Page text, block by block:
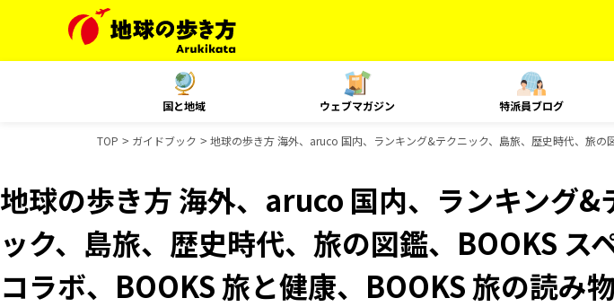
国と地域 ウェブマガジン 特派員ブログ
TOP ガイドブック 地球の歩き方 海外、aruco 国内、ランキング&テクニック、島旅、歴史時代、旅の
地球の歩き方 海外、aruco 国内、ランキング&
ック、島旅、歴史時代、旅の図鑑、BOOKS ス
コラボ、BOOKS 旅と健康、BOOKS 旅の読み